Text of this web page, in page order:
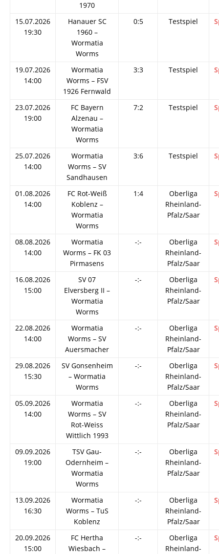
1970
15.07.2026
19:30
Hanauer SC
1960 –
Wormatia
Worms
0:5 Testspiel
19.07.2026
14:00
Wormatia
Worms – FSV
1926 Fernwald
3:3 Testspiel
23.07.2026
19:00
FC Bayern
Alzenau –
Wormatia
Worms
7:2 Testspiel
25.07.2026
14:00
Wormatia
Worms – SV
Sandhausen
3:6 Testspiel
01.08.2026
14:00
FC Rot-Weiß
Koblenz –
Wormatia
Worms
1:4
Oberliga
Rheinland-
Pfalz/Saar
08.08.2026
14:00
Wormatia
Worms – FK 03
Pirmasens
-:-
Oberliga
Rheinland-
Pfalz/Saar
16.08.2026
15:00
SV 07
Elversberg II –
Wormatia
Worms
-:-
Oberliga
Rheinland-
Pfalz/Saar
22.08.2026
14:00
Wormatia
Worms – SV
Auersmacher
-:-
Oberliga
Rheinland-
Pfalz/Saar
29.08.2026
15:30
SV Gonsenheim
– Wormatia
Worms
-:-
Oberliga
Rheinland-
Pfalz/Saar
05.09.2026
14:00
Wormatia
Worms – SV
Rot-Weiss
Wittlich 1993
-:-
Oberliga
Rheinland-
Pfalz/Saar
09.09.2026
19:00
TSV Gau-
Odernheim –
Wormatia
Worms
-:-
Oberliga
Rheinland-
Pfalz/Saar
13.09.2026
16:30
Wormatia
Worms – TuS
Koblenz
-:-
Oberliga
Rheinland-
Pfalz/Saar
20.09.2026
15:00
FC Hertha
Wiesbach –
-:-
Oberliga
Rheinland-